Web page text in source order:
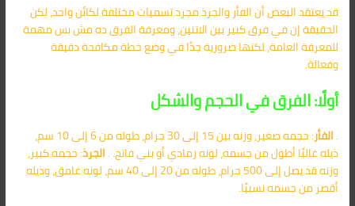
قد يعتقد البعض أن الفأر والجرذ مجرد تسميات مختلفة لكائن واحد، لكن
الحقيقة إن في فرق كبير بين الاتنين، ومعرفة الفرق ده مش بس مهمة
للمعرفة العامة، لكنها ضرورية جدًا في وضع خطة مكافحة دقيقة
وفعالة.
أولًا: الفرق في الحجم والشكل
.الفأر
: حجمه صغير، وزنه بين 15 إلى 30 جرام، طوله من 6 إلى 10 سم،
ذيله غالبًا أطول من جسمه، لونه رمادي أو بني فاتح. .الجرذ: حجمه كبير،
وزنه قد يصل إلى 500 جرام، طوله من 20 إلى 40 سم، لونه غامق، وذيله
أقصر من جسمه نسبيًا.